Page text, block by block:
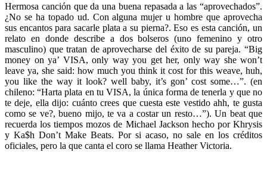
Hermosa canción que da una buena repasada a las “aprovechados”.
¿No se ha topado ud. Con alguna mujer u hombre que aprovecha
sus encantos para sacarle plata a su pierna?. Eso es esta canción, un
relato en donde describe a dos bolseros (uno femenino y otro
masculino) que tratan de aprovecharse del éxito de su pareja. “Big
money on ya’ VISA, only way you get her, only way she won’t
leave ya, she said: how much you think it cost for this weave, huh,
you like the way it look? well baby, it’s gon’ cost some…”. (en
chileno: “Harta plata en tu VISA, la única forma de tenerla y que no
te deje, ella dijo: cuánto crees que cuesta este vestido ahh, te gusta
como se ve?, bueno mijo, te va a costar un resto…”). Un beat que
recuerda los tiempos mozos de Michael Jackson hecho por Khrysis
y Ka$h Don’t Make Beats. Por si acaso, no sale en los créditos
oficiales, pero la que canta el coro se llama Heather Victoria.